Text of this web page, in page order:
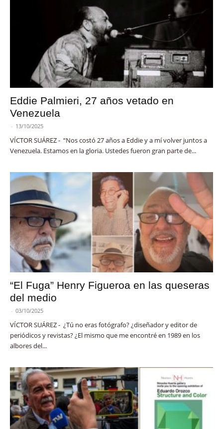
Eddie Palmieri, 27 años vetado en
Venezuela
- 13/10/2025
VÍCTOR SUÁREZ - “Nos costó 27 años a Eddie y a mí volver juntos a
Venezuela. Estamos en la gloria. Ustedes fueron gran parte de...
“El Fuga” Henry Figueroa en las queseras
del medio
- 03/10/2025
VÍCTOR SUÁREZ - ¿Tú no eras fotógrafo? ¿diseñador y editor de
periódicos y revistas? ¿El mismo que me encontré en 1989 en los
albores del...